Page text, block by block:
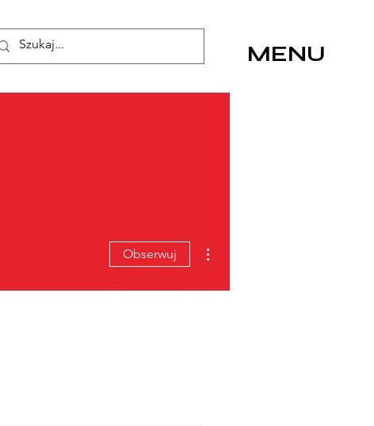
MENU
Obserwuj